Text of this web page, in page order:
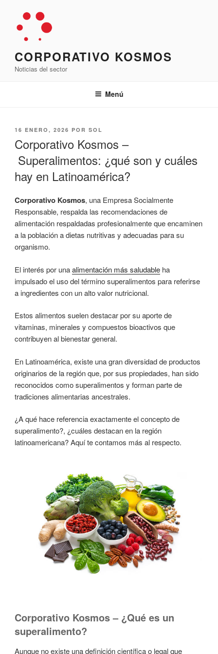
contenido
CORPORATIVO KOSMOS
Noticias del sector
Menú
PUBLICADO
16 ENERO, 2026 POR SOL
Corporativo Kosmos –
Superalimentos: ¿qué son y cuáles
hay en Latinoamérica?
Corporativo Kosmos, una Empresa Socialmente
Responsable, respalda las recomendaciones de
alimentación respaldadas profesionalmente que encaminen
a la población a dietas nutritivas y adecuadas para su
organismo.
El interés por unaalimentación más saludable ha
impulsado el uso del término superalimentos para referirse
a ingredientes con un alto valor nutricional.
Estos alimentos suelen destacar por su aporte de
vitaminas, minerales y compuestos bioactivos que
contribuyen al bienestar general.
En Latinoamérica, existe una gran diversidad de productos
originarios de la región que, por sus propiedades, han sido
reconocidos como superalimentos y forman parte de
tradiciones alimentarias ancestrales.
¿A qué hace referencia exactamente el concepto de
superalimento?, ¿cuáles destacan en la región
latinoamericana? Aquí te contamos más al respecto.
Corporativo Kosmos – ¿Qué es un
superalimento?
Aunque no existe una definición científica o legal que